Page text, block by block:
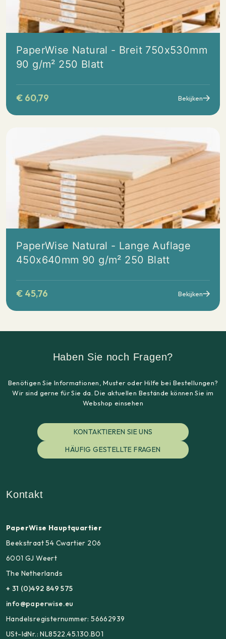
PaperWise Natural - Breit 750x530mm
90 g/m² 250 Blatt
€ 60,79 Bekijken
PaperWise Natural - Lange Auflage
450x640mm 90 g/m² 250 Blatt
€ 45,76 Bekijken
Haben Sie noch Fragen?
Benötigen Sie Informationen, Muster oder Hilfe bei Bestellungen?
Wir sind gerne für Sie da. Die aktuellen Bestände können Sie im
Webshop einsehen
KONTAKTIEREN SIE UNS
HÄUFIG GESTELLTE FRAGEN
Kontakt
PaperWise Hauptquartier
Beekstraat 54 Cwartier 206
6001 GJ Weert
The Netherlands
+ 31 (0)492 849 575
info@paperwise.eu
Handelsregisternummer: 56662939
USt-IdNr.: NL8522.45.130.B01